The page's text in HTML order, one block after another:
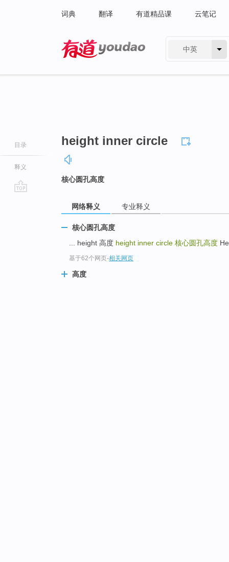
词典 翻译 有道精品课 云笔记
中英
目录
释义
height inner circle
核心圆孔高度
网络释义 专业释义
核心圆孔高度
... height 高度 height inner circle 核心圆孔高度
基于62个网页-相关网页
高度